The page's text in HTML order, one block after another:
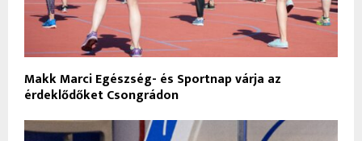
Makk Marci Egészség- és Sportnap várja az
érdeklődőket Csongrádon